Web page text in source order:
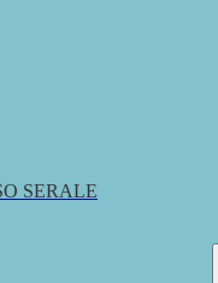
SERALE